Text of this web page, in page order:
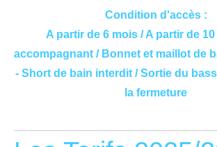
Condition d'accès :
A partir de 6 mois / A partir de
accompagnant / Bonnet et maillot de
- Short de bain interdit / Sortie du
la fermeture